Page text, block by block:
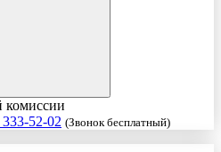
комиссии
52-02 (Звонок бесплатный)